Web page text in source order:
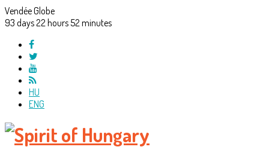
Vendée Globe
93 days22 hours 52minutes
HU
ENG